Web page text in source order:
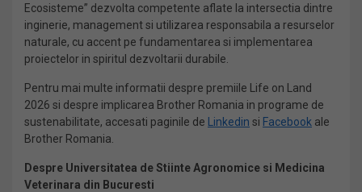
Ecosisteme” dezvolta competente aflate la intersectia dintre
inginerie, management si utilizarea responsabila a resurselor
naturale, cu accent pe fundamentarea si implementarea
proiectelor in spiritul dezvoltarii durabile.
Pentru mai multe informatii despre premiile Life on Land
2026 si despre implicarea Brother Romania in programe de
sustenabilitate, accesati paginile de
Linkedin si Facebook ale
Brother Romania.
Despre Universitatea de Stiinte Agronomice si Medicina
Veterinara din Bucuresti